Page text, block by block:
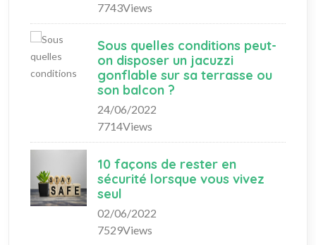
7743Views
Sous quelles conditions peut-
on disposer un jacuzzi
gonflable sur sa terrasse ou
son balcon ?
24/06/2022
7714Views
10 façons de rester en
sécurité lorsque vous vivez
seul
02/06/2022
7529Views